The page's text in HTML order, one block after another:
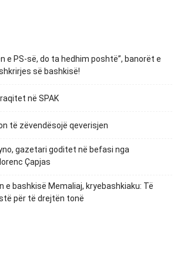
e PS-së, do ta hedhim poshtë”, banorët e
së bashkisë!
në SPAK
të zëvendësojë qeverisjen
gazetari goditet në befasi nga
Çapjas
e bashkisë Memaliaj, kryebashkiaku: Të
për të drejtën tonë